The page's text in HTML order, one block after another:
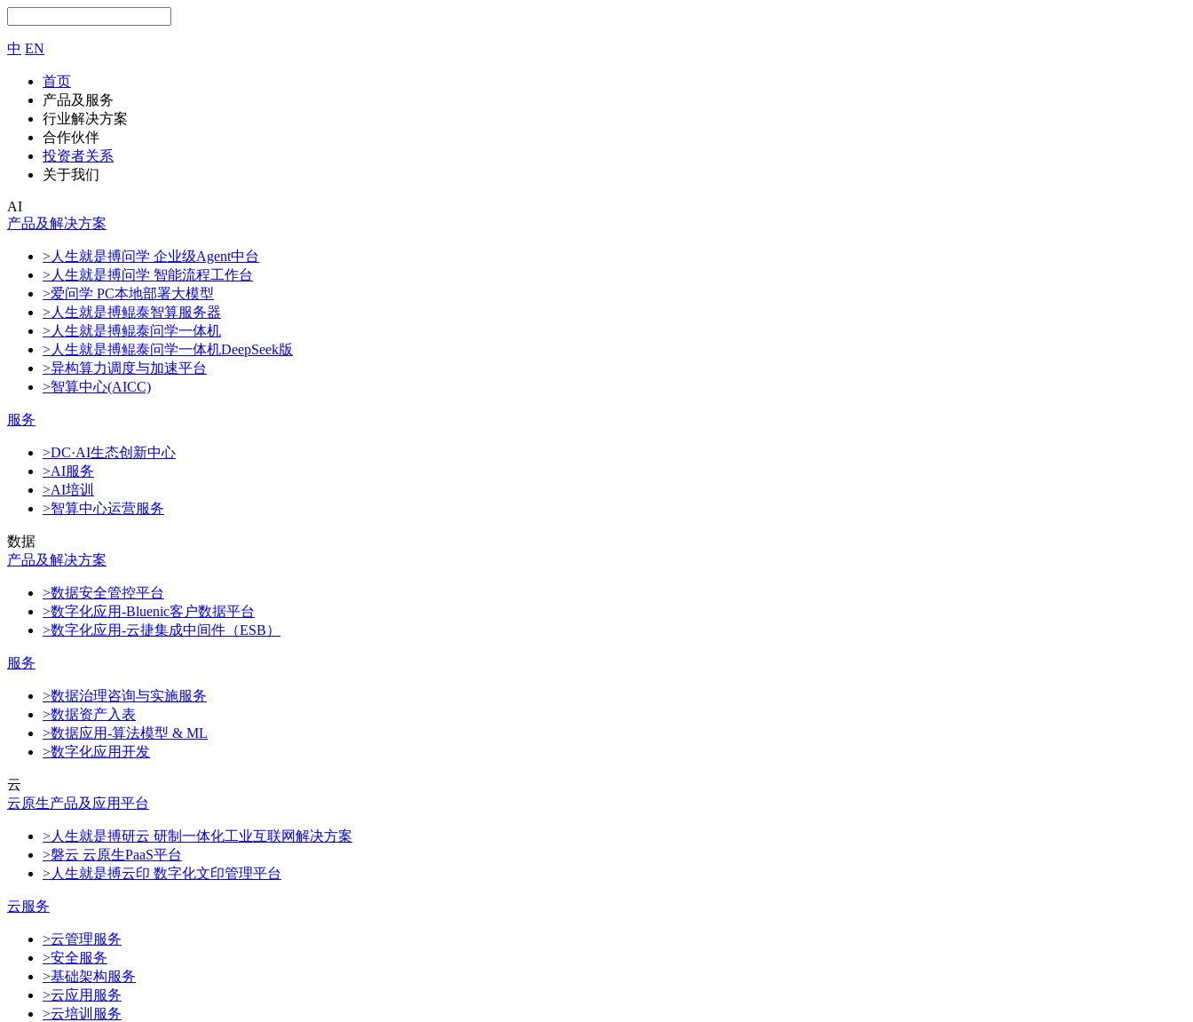
中 EN
首页
产品及服务
行业解决方案
合作伙伴
投资者关系
关于我们
AI
产品及解决方案
>人生就是搏问学 企业级Agent中台
>人生就是搏问学 智能流程工作台
>爱问学 PC本地部署大模型
>人生就是搏鲲泰智算服务器
>人生就是搏鲲泰问学一体机
>人生就是搏鲲泰问学一体机DeepSeek版
>异构算力调度与加速平台
>智算中心(AICC)
服务
>DC·AI生态创新中心
>AI服务
>AI培训
>智算中心运营服务
数据
产品及解决方案
>数据安全管控平台
>数字化应用-Bluenic客户数据平台
>数字化应用-云捷集成中间件（ESB）
服务
>数据治理咨询与实施服务
>数据资产入表
>数据应用-算法模型 & ML
>数字化应用开发
云
云原生产品及应用平台
>人生就是搏研云 研制一体化工业互联网解决方案
>磐云 云原生PaaS平台
>人生就是搏云印 数字化文印管理平台
云服务
>云管理服务
>安全服务
>基础架构服务
>云应用服务
>云培训服务